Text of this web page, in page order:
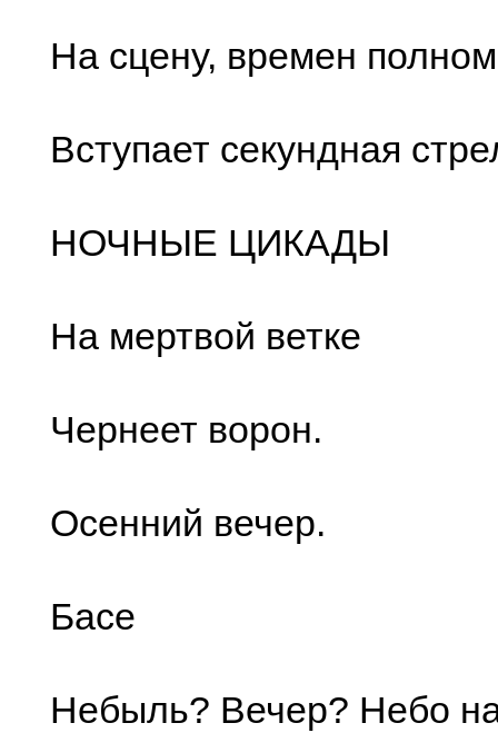
На сцену, времен
Вступает секундная
НОЧНЫЕ ЦИКАДЫ
На мертвой ветке
Чернеет ворон.
Осенний вечер.
Басе
Небыль? Вечер? Небо